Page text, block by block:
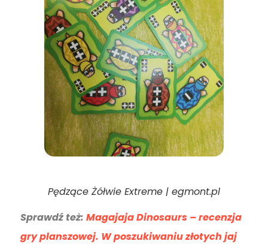
Pędzące Żółwie Extreme | egmont.pl
Sprawdź też: Magajaja Dinosaurs – recenzja
gry planszowej. W poszukiwaniu złotych jaj